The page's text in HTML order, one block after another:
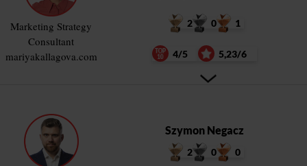
Marketing Strategy
Consultant
mariyakallagova.com
2 0 1
4/5 5,23/6
Szymon Negacz
2 0 0